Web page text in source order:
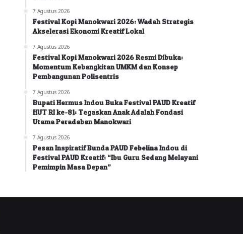
7 Agustus 2026
Festival Kopi Manokwari 2026: Wadah Strategis
Akselerasi Ekonomi Kreatif Lokal
7 Agustus 2026
Festival Kopi Manokwari 2026 Resmi Dibuka:
Momentum Kebangkitan UMKM dan Konsep
Pembangunan Polisentris
7 Agustus 2026
Bupati Hermus Indou Buka Festival PAUD Kreatif
HUT RI ke-81: Tegaskan Anak Adalah Fondasi
Utama Peradaban Manokwari
7 Agustus 2026
Pesan Inspiratif Bunda PAUD Febelina Indou di
Festival PAUD Kreatif: “Ibu Guru Sedang Melayani
Pemimpin Masa Depan”